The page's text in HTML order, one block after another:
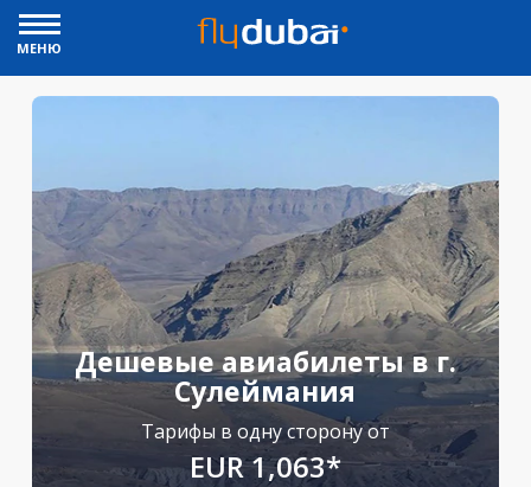
МЕНЮ
Дешевые авиабилеты в г.
Сулеймания
Тарифы в одну сторону от
EUR 1,063*